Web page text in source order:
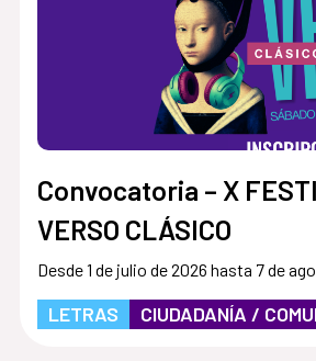
Convocatoria – X
VERSO CLÁSICO
Desde 1 de julio de 2026 hasta 7 de
LETRAS CIUDADANÍA /